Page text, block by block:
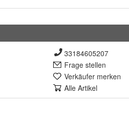
33184605207
Frage stellen
Verkäufer merken
Alle Artikel